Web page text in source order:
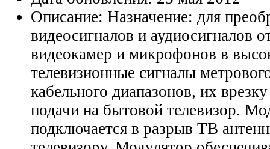
Описание: Назначение: для
видеосигналов и аудиосигналов
видеокамер и микрофонов в
телевизионные сигналы
кабельного диапазонов, их
подачи на бытовой телевизор.
подключается в разрыв ТВ